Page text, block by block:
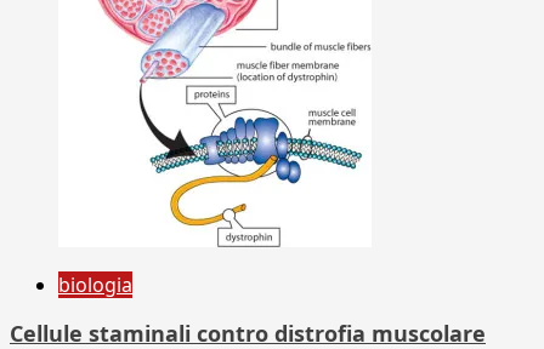
biologia
Cellule staminali contro distrofia muscolare